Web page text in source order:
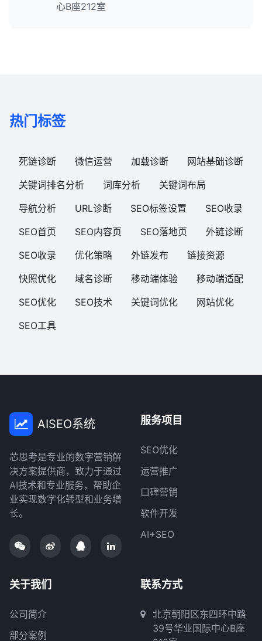
心B座212室
热门标签
死链诊断 微信运营 加载诊断
网站基础诊断
关键词排名分析
词库分析
关键词布局
导航分析
URL诊断 SEO标签设置
SEO收录
SEO首页
SEO内容页 SEO落地页
外链诊断
SEO收录
优化策略 外链发布
链接资源
快照优化
域名诊断 移动端体验
移动端适配
SEO优化
SEO技术 关键词优化
网站优化
SEO工具
AISEO系统
芯思考是专业的数字营销解
决方案提供商，致力于通过
AI技术和专业服务，帮助企
业实现数字化转型和业务增
长。
服务项目
SEO优化
运营推广
口碑营销
软件开发
AI+SEO
关于我们
公司简介
部分案例
联系方式
北京朝阳区东四环中路
39号华业国际中心B座